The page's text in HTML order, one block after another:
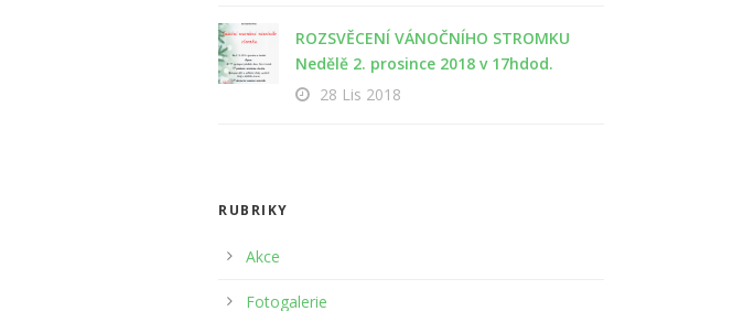
ROZSVĚCENÍ VÁNOČNÍHO STROMKU
Nedělě 2. prosince 2018 v 17hdod.
28 Lis 2018
RUBRIKY
Akce
Fotogalerie